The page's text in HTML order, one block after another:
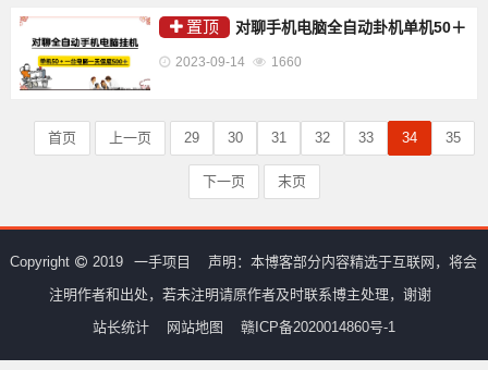
置顶 对聊手机电脑全自动卦机单机50＋
2023-09-14 1660
首页 上一页 29 30 31 32 33 34 35
下一页 末页
Copyright 2019 一手项目
声明：本博客部分内容精选于互联网，将会
注明作者和出处，若未注明请原作者及时联系博主处理，谢谢
站长统计
网站地图 赣ICP备2020014860号-1